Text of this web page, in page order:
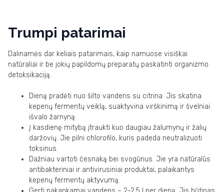
Trumpi patarimai
Dalinamės dar keliais patarimais, kaip namuose visiškai
natūraliai ir be jokių papildomų preparatų paskatinti organizmo
detoksikaciją.
Dieną pradėti nuo šilto vandens su citrina. Jis skatina
kepenų fermentų veiklą, suaktyvina virškinimą ir švelniai
išvalo žarnyną.
Į kasdienę mitybą įtraukti kuo daugiau žalumynų ir žalių
daržovių. Jie pilni chlorofilo, kuris padeda neutralizuoti
toksinus.
Dažniau vartoti česnaką bei svogūnus. Jie yra natūralūs
antibakteriniai ir antivirusiniai produktai, palaikantys
kepenų fermentų aktyvumą.